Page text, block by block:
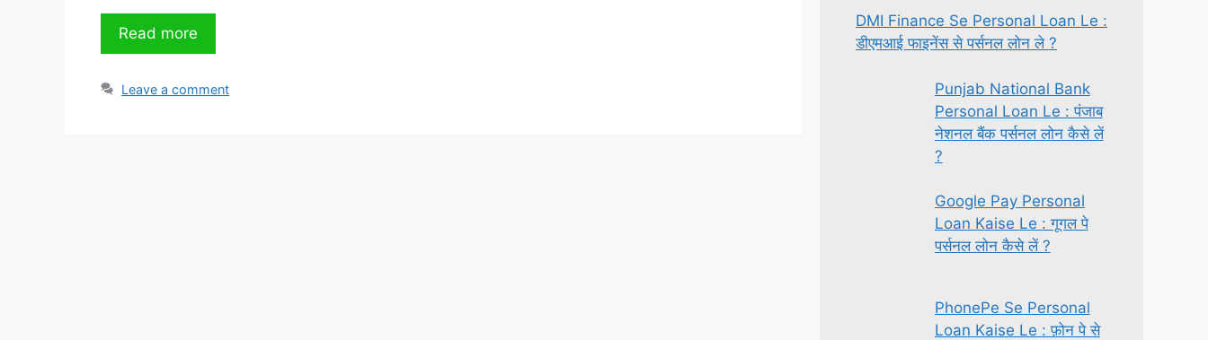
Read more
Leave a comment
DMI Finance Se Personal Loan Le :
डीएमआई फाइनेंस से पर्सनल लोन ले ?
Punjab National Bank
Personal Loan Le : पंजाब
नेशनल बैंक पर्सनल लोन कैसे लें
?
Google Pay Personal
Loan Kaise Le : गूगल पे
पर्सनल लोन कैसे लें ?
PhonePe Se Personal
Loan Kaise Le : फ़ोन पे से